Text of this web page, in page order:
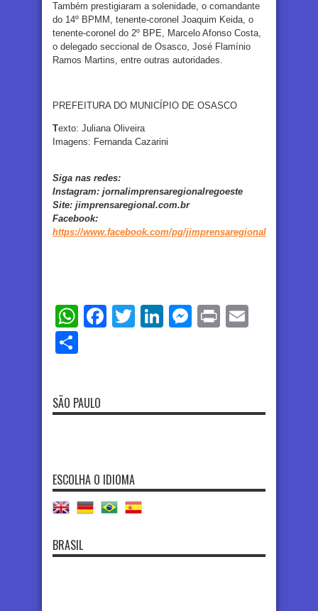
Também prestigiaram a solenidade, o comandante
do 14º BPMM, tenente-coronel Joaquim Keida, o
tenente-coronel do 2º BPE, Marcelo Afonso Costa,
o delegado seccional de Osasco, José Flamínio
Ramos Martins, entre outras autoridades.
PREFEITURA DO MUNICÍPIO DE OSASCO
Texto: Juliana Oliveira
Imagens: Fernanda Cazarini
Siga nas redes:
Instagram: jornalimprensaregionalregoeste
Site: jimprensaregional.com.br
Facebook:
https://www.facebook.com/pg/jimprensaregional
WhatsApp
Facebook
TwitterLinkedIn
Messenger
Print
SÃO PAULO
ESCOLHA O IDIOMA
BRASIL